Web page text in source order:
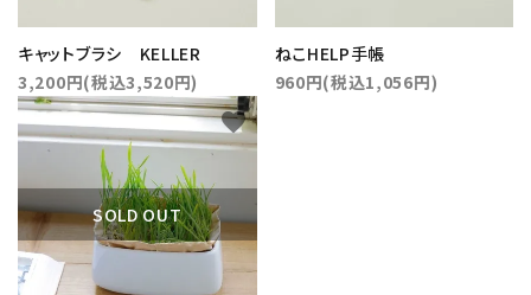
キャットブラシ KELLER
3,200円(税込3,520円)
ねこHELP手帳
960円(税込1,056円)
SOLD OUT
favorite
キーワード